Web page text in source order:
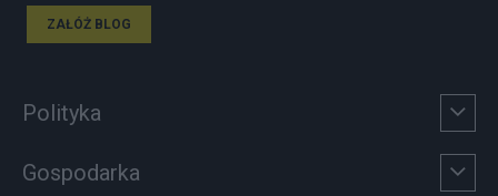
ZAŁÓŻ BLOG
Polityka
Gospodarka